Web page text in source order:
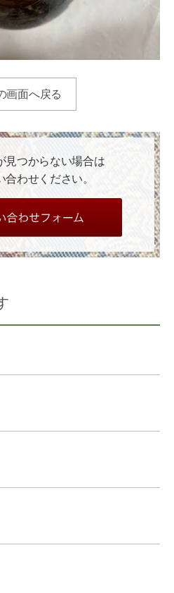
画面へ戻る
見つからない場合は
合わせください。